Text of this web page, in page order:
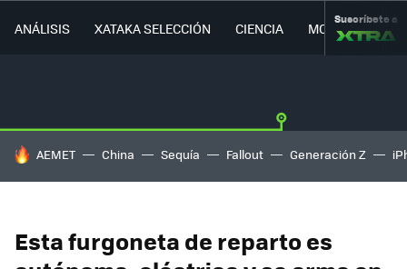
ANÁLISIS XATAKA SELECCIÓN CIENCIA MOVILIDAD
Suscríbete a
HOY SE HABLA DE
AEMET China Sequía Fallout Generación Z
Esta furgoneta de reparto es